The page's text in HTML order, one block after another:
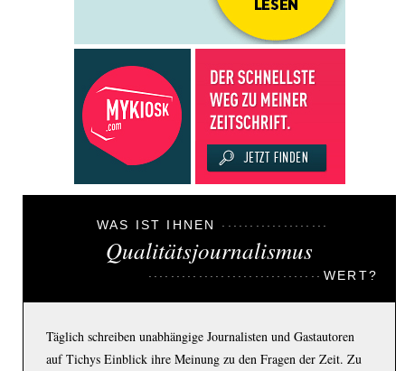
WAS IST IHNEN
Qualitätsjournalismus
WERT?
Täglich schreiben unabhängige Journalisten und Gastautoren
auf Tichys Einblick ihre Meinung zu den Fragen der Zeit. Zu